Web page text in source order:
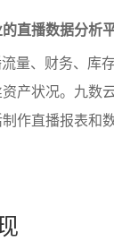
直播数据分析平
量、财务、库
产状况。九数
作直播报表和数